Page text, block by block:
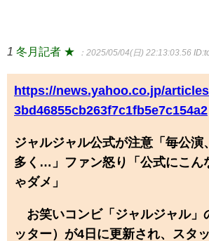
1 冬月記者 ★ ：2025/05/04(日) 22:13:03.56
https://news.yahoo.co.jp/
3bd46855cb263f7c1fb5e7c154a2
ジャルジャル公式が注意「毎公演
多く…」ファン怒り「公式にこん
ゃダメ」
お笑いコンビ「ジャルジャル」
ッター）が4日に更新され、スタ